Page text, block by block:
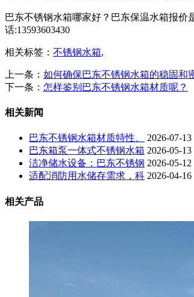
巴东不锈钢水箱哪家好？巴东保温水箱报
话:13593603430
相关标签： 不锈钢水箱,
上一条： 如何确保巴东不锈钢水箱的稳固和
下一条： 怎样鉴别巴东不锈钢水箱材质呢？
相关新闻
巴东不锈钢水箱材质特性、
2026-07-13
巴东箱泵一体式不锈钢水箱 2026-05-13
洁净储水设备：巴东不锈钢 2026-05-12
适配消防用水储存需求，科 2026-04-16
相关产品